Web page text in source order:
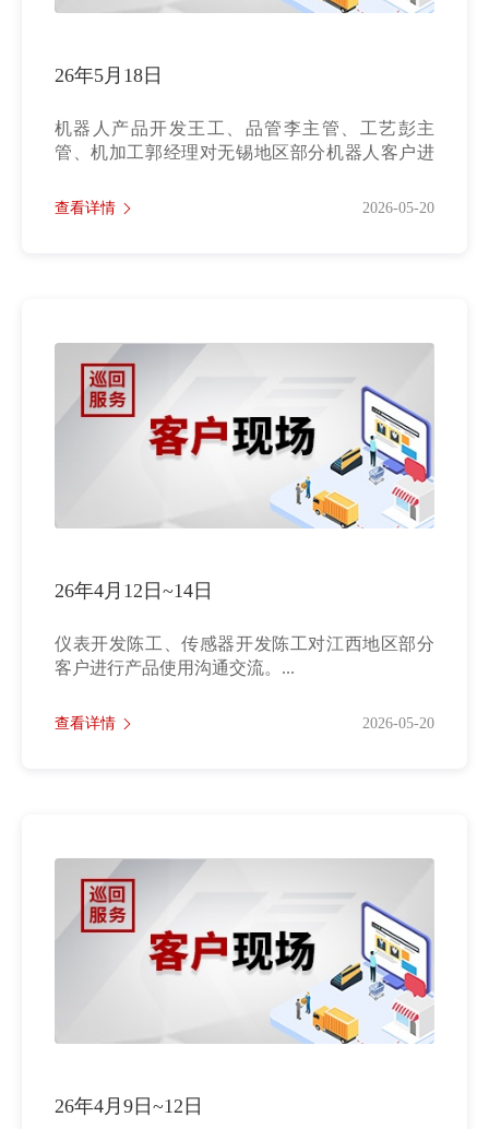
26年5月18日
机器人产品开发王工、品管李主管、工艺彭主
管、机加工郭经理对无锡地区部分机器人客户进
查看详情 2026-05-20
26年4月12日~14日
仪表开发陈工、传感器开发陈工对江西地区部分
客户进行产品使用沟通交流。...
查看详情 2026-05-20
26年4月9日~12日